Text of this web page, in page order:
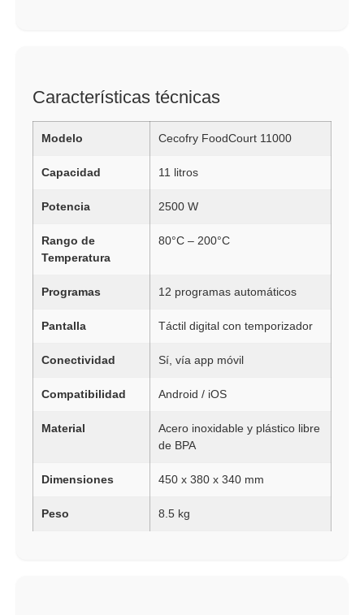
Características técnicas
Modelo Cecofry FoodCourt 11000
Capacidad 11 litros
Potencia 2500 W
Rango de
Temperatura
80°C – 200°C
Programas 12 programas automáticos
Pantalla Táctil digital con temporizador
Conectividad Sí, vía app móvil
Compatibilidad Android / iOS
Material
Acero inoxidable y plástico libre
de BPA
Dimensiones 450 x 380 x 340 mm
Peso 8.5 kg